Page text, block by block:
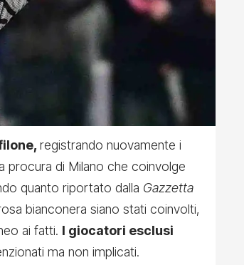
registrando nuovamente i
procura di Milano che coinvolge
quanto riportato dalla Gazzetta
bianconera siano stati coinvolti,
ai fatti. I giocatori esclusi
ma non implicati.